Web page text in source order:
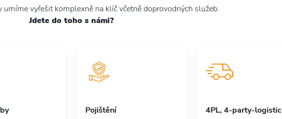
umíme vyřešit komplexně na klíč včetně doprovodných služeb.
Jdete do toho s námi?
Pojištění 4PL, 4-party-logistic